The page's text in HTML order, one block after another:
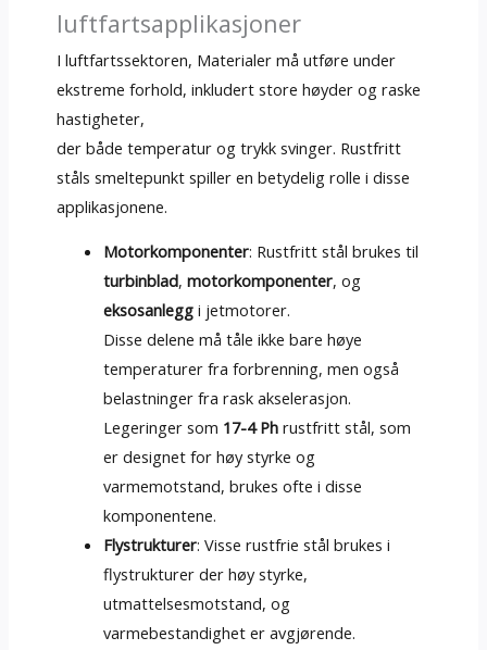
luftfartsapplikasjoner
I luftfartssektoren, Materialer må utføre under
ekstreme forhold, inkludert store høyder og raske
hastigheter,
der både temperatur og trykk svinger. Rustfritt
ståls smeltepunkt spiller en betydelig rolle i disse
applikasjonene.
Motorkomponenter: Rustfritt stål brukes til
turbinblad,motorkomponenter, og
eksosanlegg i jetmotorer.
Disse delene må tåle ikke bare høye
temperaturer fra forbrenning, men også
belastninger fra rask akselerasjon.
Legeringer som 17-4 Ph rustfritt stål, som
er designet for høy styrke og
varmemotstand, brukes ofte i disse
komponentene.
Flystrukturer: Visse rustfrie stål brukes i
flystrukturer der høy styrke,
utmattelsesmotstand, og
varmebestandighet er avgjørende.